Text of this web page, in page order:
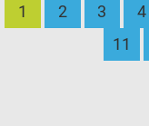
1 2 3 4
11